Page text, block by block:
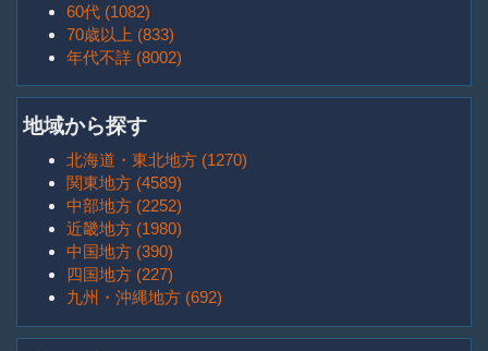
60代 (1082)
70歳以上 (833)
年代不詳 (8002)
地域から探す
北海道・東北地方 (1270)
関東地方 (4589)
中部地方 (2252)
近畿地方 (1980)
中国地方 (390)
四国地方 (227)
九州・沖縄地方 (692)